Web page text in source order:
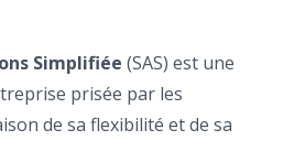
Simplifiée (SAS) est une
prisée par les
de sa flexibilité et de sa